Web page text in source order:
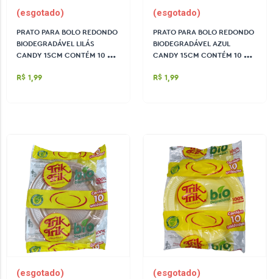
(esgotado)
PRATO PARA BOLO REDONDO
BIODEGRADÁVEL LILÁS
CANDY 15CM CONTÉM 10 UN
R$ 1,99
(esgotado)
PRATO PARA BOLO REDONDO
BIODEGRADÁVEL AZUL
CANDY 15CM CONTÉM 10 UN
R$ 1,99
(esgotado) (esgotado)